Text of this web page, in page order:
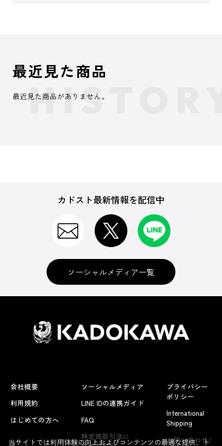
よくあるお問い合わせ
最近見た商品
最近見た商品がありません。
カドスト最新情報を配信中
ソーシャルメディア一覧
会社概要
利用規約
はじめての方へ
ソーシャルメディア
LINE IDの連携ガイド
FAQ
特定商取引法に
プライバシー
ポリシー
International
Shipping
お問い合わせ/
当サイトでは利用体験の向上およびコンテンツの最適な提供、ト